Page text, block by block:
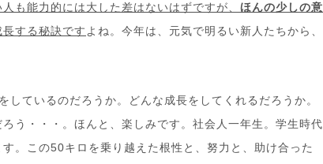
も能力的には大した差はないはずですが、 ほんの少しの意
する秘訣です よね。今年は、元気で明るい新人たちから、
しているのだろうか。どんな成長をしてくれるだろうか。
う・・・。ほんと、楽しみです。社会人一年生。学生時代
。この50キロを乗り越えた根性と、努力と、助け合った